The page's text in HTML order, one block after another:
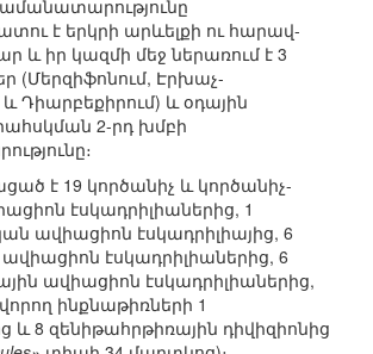
է երկրի արևելքի ու հարավ-
և իր կազմի մեջ ներառում է 3
(Մերզիֆոնում, Էրխաչ-
Դիարբեքիրում) և օդային
2-րդ խմբի
է 19 կործանիչ և կործանիչ-
էսկադրիլիաներից, 1
ավիացիոն էսկադրիլիայից, 6
էսկադրիլիաներից, 6
ավիացիոն էսկադրիլիաներից,
ինքնաթիռների 1
և 8 զենիթահրթիռային դիվիզիոնից